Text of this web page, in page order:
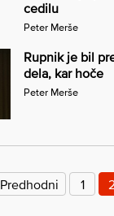
cedilu
Peter Merše
Rupnik je bil
dela, kar hoče
Peter Merše
Predhodni 1 2